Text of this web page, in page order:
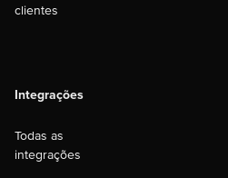
clientes
Integrações
Todas as
integrações